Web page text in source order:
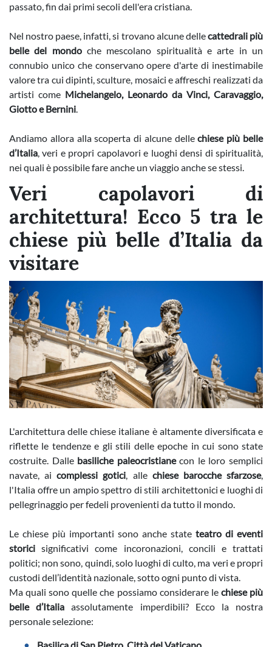
passato, fin dai primi secoli dell'era cristiana.
Nel nostro paese, infatti, si trovano alcune dellecattedrali più
belle del mondoche mescolano spiritualità e arte in un
connubio unico che conservano opere d'arte di inestimabile
valore tra cui dipinti, sculture, mosaici e affreschi realizzati da
artisti come Michelangelo, Leonardo da Vinci, Caravaggio,
Giotto e Bernini.
Andiamo allora alla scoperta di alcune dellechiese più belle
d’Italia, veri e propri capolavori e luoghi densi di spiritualità,
nei quali è possibile fare anche un viaggio anche se stessi.
Veri capolavori di
architettura! Ecco 5 tra le
chiese più belle d’Italia da
visitare
L'architettura delle chiese italiane è altamente diversificata e
riflette le tendenze e gli stili delle epoche in cui sono state
costruite. Dalle basiliche paleocristianecon le loro semplici
navate, aicomplessi gotici, alle chiese barocche sfarzose,
l'Italia offre un ampio spettro di stili architettonici e luoghi di
pellegrinaggio per fedeli provenienti da tutto il mondo.
Le chiese più importanti sono anche state teatro di eventi
storici significativi come incoronazioni, concili e trattati
politici; non sono, quindi, solo luoghi di culto, ma veri e propri
custodi dell’identità nazionale, sotto ogni punto di vista.
Ma quali sono quelle che possiamo considerare le chiese più
belle d’Italia assolutamente imperdibili? Ecco la nostra
personale selezione: